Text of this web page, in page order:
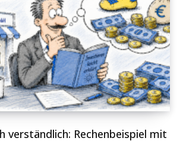
verständlich: Rechenbeispiel mit